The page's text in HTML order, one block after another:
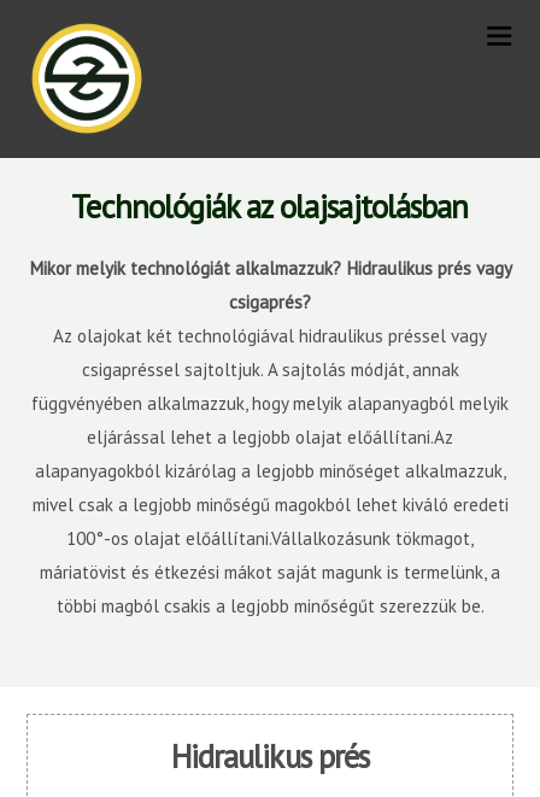
Technológiák az olajsajtolásban
Mikor melyik technológiát alkalmazzuk? Hidraulikus prés vagy
csigaprés?
Az olajokat két technológiával hidraulikus préssel vagy
csigapréssel sajtoltjuk. A sajtolás módját, annak
függvényében alkalmazzuk, hogy melyik alapanyagból melyik
eljárással lehet a legjobb olajat előállítani.Az
alapanyagokból kizárólag a legjobb minőséget alkalmazzuk,
mivel csak a legjobb minőségű magokból lehet kiváló eredeti
100°-os olajat előállítani.Vállalkozásunk tökmagot,
máriatövist és étkezési mákot saját magunk is termelünk, a
többi magból csakis a legjobb minőségűt szerezzük be.
Hidraulikus prés